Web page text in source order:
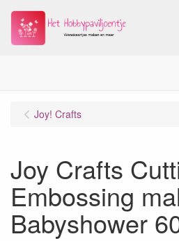
Joy! Crafts
Joy Crafts
Embossing
Babyshower